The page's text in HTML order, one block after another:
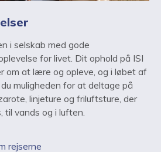
i selskab med gode
for livet. Dit ophold på ISI
om at lære og opleve, og i løbet af
muligheden for at deltage på
linjeture og friluftsture, der
til vands og i luften.
rejserne